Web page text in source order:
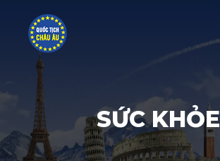
SỨC KHỎE